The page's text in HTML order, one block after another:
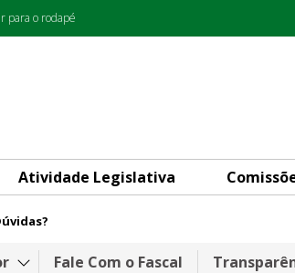
Ir para o rodapé
Atividade Legislativa
Fale Com o Fascal